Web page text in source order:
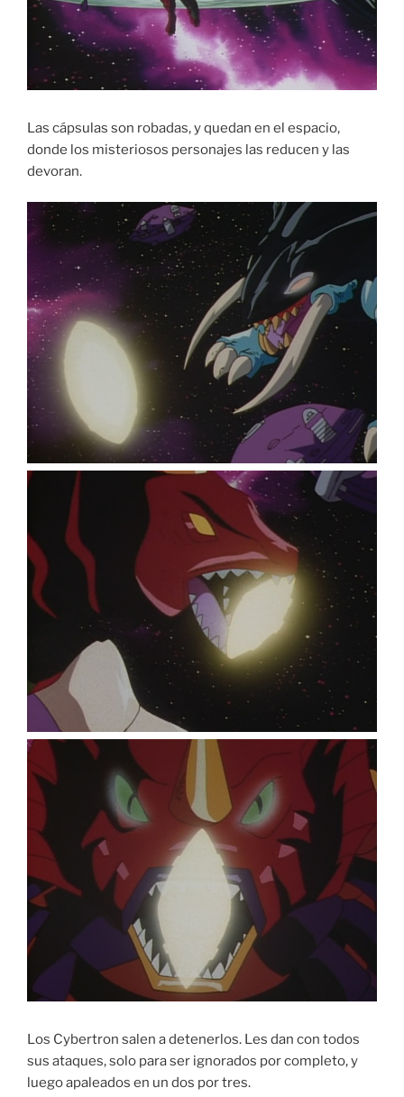
Las cápsulas son robadas, y quedan en el espacio,
donde los misteriosos personajes las reducen y las
devoran.
Los Cybertron salen a detenerlos. Les dan con todos
sus ataques, solo para ser ignorados por completo, y
luego apaleados en un dos por tres.